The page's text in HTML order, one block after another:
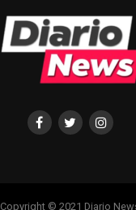
Copyright © 2021 Diario